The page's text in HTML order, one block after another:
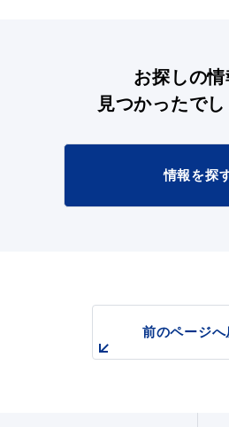
ダウンロード
お探しの情
見つかったでし
情報を探
前のページへ